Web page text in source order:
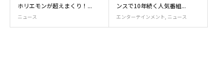
ホリエモンが超えまくり！...
ニュース
ンスで10年続く人気番組...
エンターテインメント ニュース